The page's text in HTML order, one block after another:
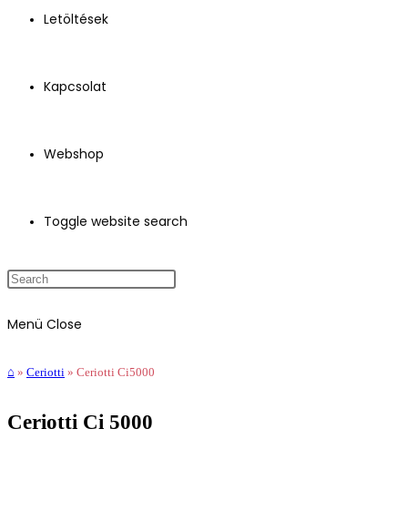
Letöltések
Kapcsolat
Webshop
Toggle website search
Menü Close
⌂ » Ceriotti » Ceriotti Ci5000
Ceriotti Ci 5000